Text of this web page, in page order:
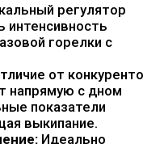
регулятор
интенсивность
горелки с
от
напрямую с дном
показатели
выкипание.
Идеально